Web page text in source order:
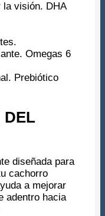
la visión. DHA
Omegas 6
Prebiótico
DEL
diseñada para
cachorro
a mejorar
adentro hacia